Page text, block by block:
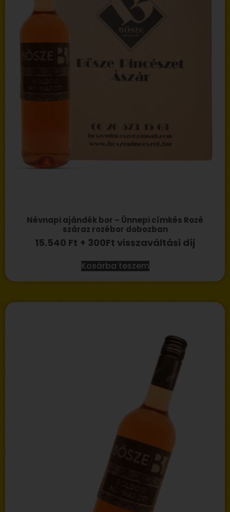
Névnapi ajándék bor – Ünnepi címkés Rozé
száraz rozébor dobozban
15.540 Ft + 300Ft visszaváltási díj
Kosárba teszem